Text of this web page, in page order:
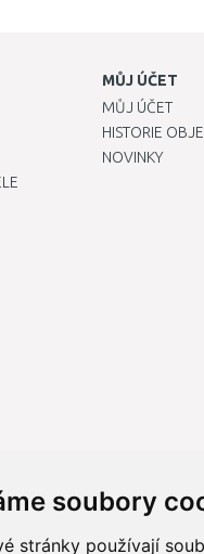
soubory
stránky používají
MŮJ ÚČET
MŮJ ÚČET
HISTORIE
NOVINKY